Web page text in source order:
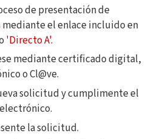
de presentación de
el enlace incluido en
'Directo A'.
mediante certificado digital,
o Cl@ve.
solicitud y cumplimente el
la solicitud.